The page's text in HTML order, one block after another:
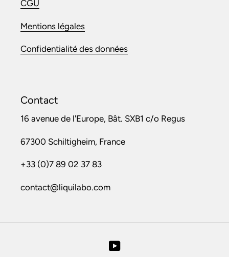
CGU
Mentions légales
Confidentialité des données
Contact
16 avenue de l'Europe, Bât. SXB1 c/o Regus
67300 Schiltigheim, France
+33 (0)7 89 02 37 83
contact@liquilabo.com
YouTube